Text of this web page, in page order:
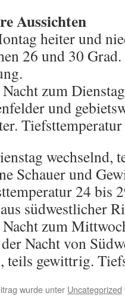
Aussichten
heiter und
26 und 30
zum
und
wechselnd,
Schauer und
24 bis
südwestlicher
zum
Nacht von
teils gewittrig.
wurde unter Uncategorized